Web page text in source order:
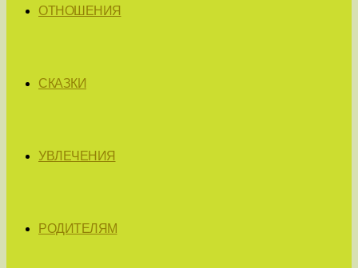
ОТНОШЕНИЯ
СКАЗКИ
УВЛЕЧЕНИЯ
РОДИТЕЛЯМ